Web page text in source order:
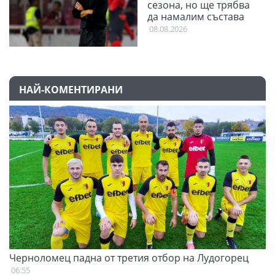
сезона, но ще трябва
да намалим състава
08.08.2026
НАЙ-КОМЕНТИРАНИ
Черноломец падна от третия отбор на Лудогорец
06:55